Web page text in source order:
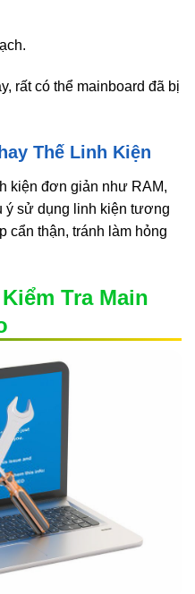
rất có thể mainboard đã bị
Thế Linh Kiện
kiện đơn giản như RAM,
ý sử dụng linh kiện tương
cẩn thận, tránh làm hỏng
Tra Main